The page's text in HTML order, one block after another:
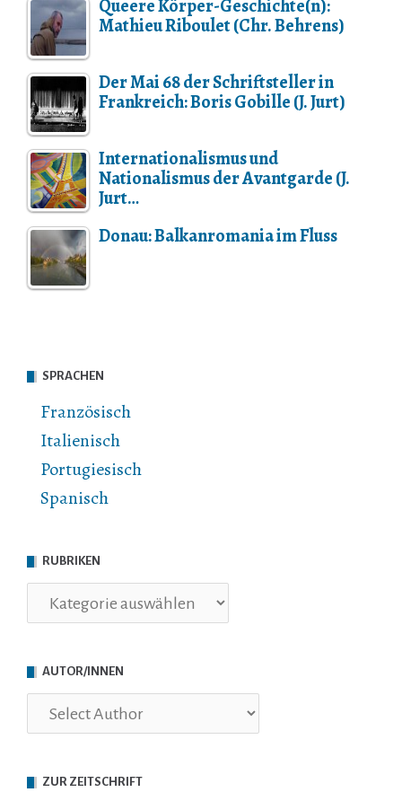
Queere Körper-Geschichte(n):
Mathieu Riboulet (Chr. Behrens)
Der Mai 68 der Schriftsteller in
Frankreich: Boris Gobille (J. Jurt)
Internationalismus und
Nationalismus der Avantgarde (J.
Jurt…
Donau: Balkanromania im Fluss
SPRACHEN
Französisch
Italienisch
Portugiesisch
Spanisch
RUBRIKEN
Rubriken
AUTOR/INNEN
ZUR ZEITSCHRIFT